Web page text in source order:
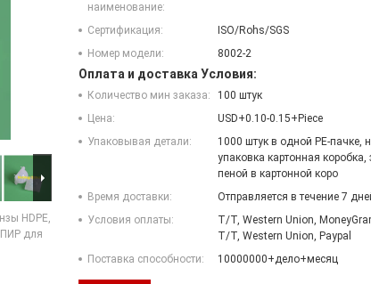
HDPE,
для
наименование:
Сертификация:
ISO/Rohs/SGS
Номер модели:
8002-2
Оплата и доставка Условия:
Количество мин заказа:
100 штук
Цена:
USD+0.10-0.15+Piece
Упаковывая детали:
1000 штук в одной PE-пачке,
упаковка картонная коробка,
пеной в картонной коро
Время доставки:
Отправляется в течение 7
Условия оплаты:
T/T, Western Union,
T/T, Western Union, Paypal
Поставка способности:
10000000+дело+месяц